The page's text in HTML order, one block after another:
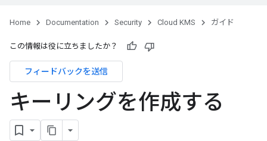
Home Documentation Security Cloud KMS ガイド
この情報は役に立ちましたか？
フィードバックを送信
キーリングを作成する